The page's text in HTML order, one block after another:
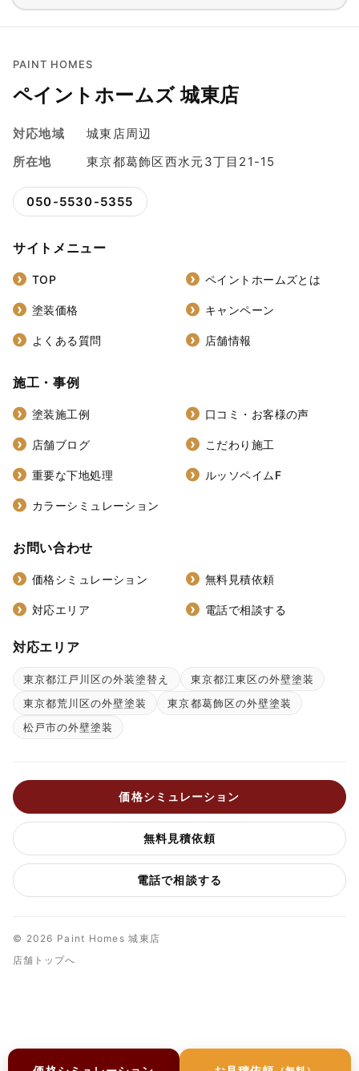
PAINT HOMES
ペイントホームズ 城東店
対応地域
城東店周辺
所在地
東京都葛飾区西水元3丁目21-15
050-5530-5355
サイトメニュー
TOP ペイントホームズとは
塗装価格 キャンペーン
よくある質問 店舗情報
施工・事例
塗装施工例 口コミ・お客様の声
店舗ブログ こだわり施工
重要な下地処理 ルッソペイムF
カラーシミュレーション
お問い合わせ
価格シミュレーション 無料見積依頼
対応エリア 電話で相談する
対応エリア
東京都江戸川区の外装塗替え
東京都江東区の外壁塗装
東京都荒川区の外壁塗装
東京都葛飾区の外壁塗装
松戸市の外壁塗装
価格シミュレーション
無料見積依頼
電話で相談する
© 2026 Paint Homes 城東店
店舗トップへ